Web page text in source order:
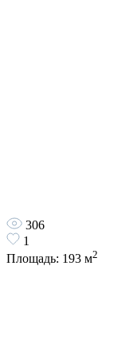
306
1
Площадь: 193 м2